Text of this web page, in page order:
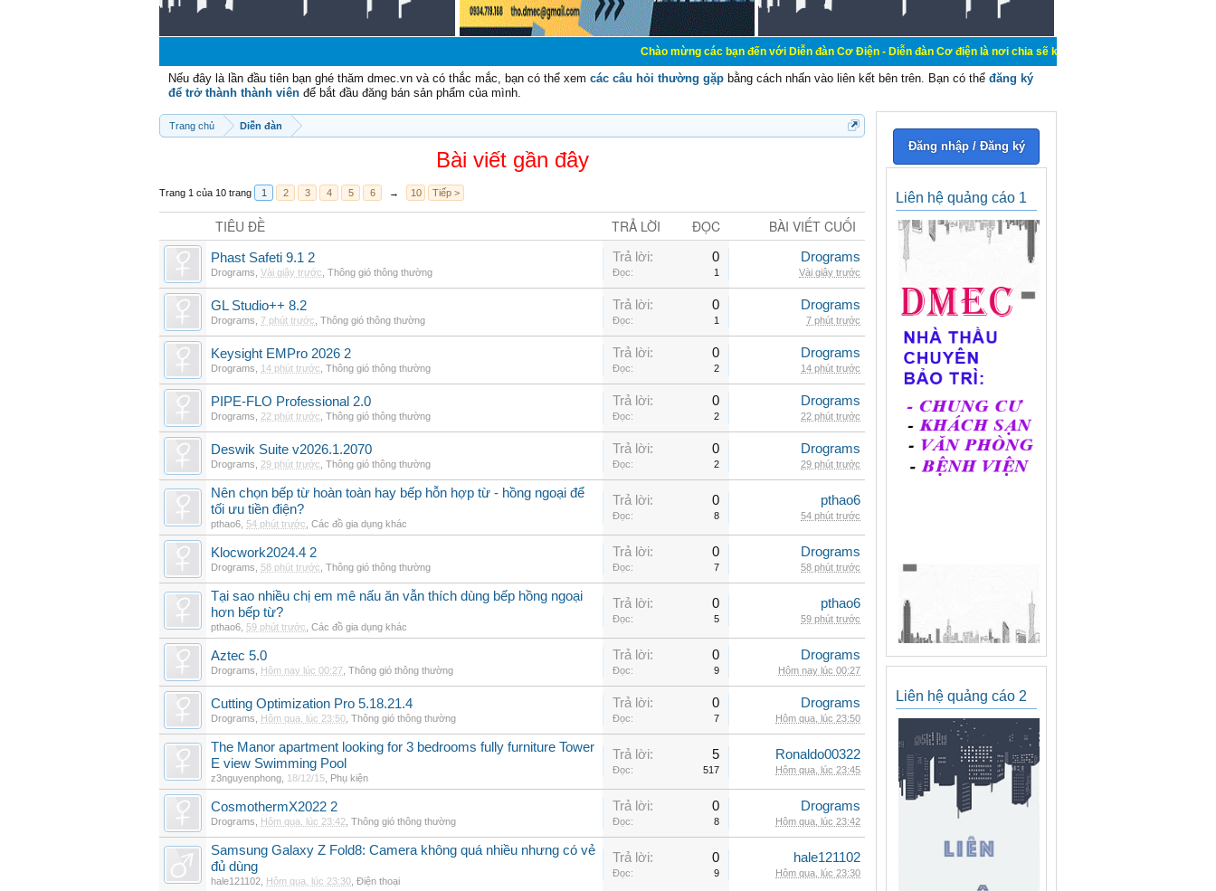
Chào mừng các bạn đến với Diễn đàn Cơ Điện - Diễn đàn Cơ điện là nơi chia sẽ kiến thức kinh nghiệm trong lãnh vực cơ
Nếu đây là lần đầu tiên bạn ghé thăm dmec.vn và có thắc mắc, bạn có thể xem các câu hỏi thường gặp bằng cách nhấn vào liên kết bên trên. Bạn có thể đăng ký
để trở thành thành viên để bắt đầu đăng bán sản phẩm của mình.
Trang chủ Diễn đàn
Bài viết gần đây
Trang 1 của 10 trang 1 2 3 4 5 6 → 10 Tiếp >
TIÊU ĐỀ TRẢ LỜI ĐỌC BÀI VIẾT CUỐI
Phast Safeti 9.1 2
Drograms Vài giây trước Thông gió thông thường
Trả lời: 0
Đọc: 1
Drograms
Vài giây trước
GL Studio++ 8.2
Drograms 7 phút trước Thông gió thông thường
Trả lời: 0
Đọc: 1
Drograms
7 phút trước
Keysight EMPro 2026 2
Drograms 14 phút trước Thông gió thông thường
Trả lời: 0
Đọc: 2
Drograms
14 phút trước
PIPE-FLO Professional 2.0
Drograms 22 phút trước Thông gió thông thường
Trả lời: 0
Đọc: 2
Drograms
22 phút trước
Deswik Suite v2026.1.2070
Drograms 29 phút trước Thông gió thông thường
Trả lời: 0
Đọc: 2
Drograms
29 phút trước
Nên chọn bếp từ hoàn toàn hay bếp hỗn hợp từ - hồng ngoại để
tối ưu tiền điện?
pthao6 54 phút trước Các đồ gia dụng khác
Trả lời: 0
Đọc: 8
pthao6
54 phút trước
Klocwork2024.4 2
Drograms 58 phút trước Thông gió thông thường
Trả lời: 0
Đọc: 7
Drograms
58 phút trước
Tại sao nhiều chị em mê nấu ăn vẫn thích dùng bếp hồng ngoại
hơn bếp từ?
pthao6 59 phút trước Các đồ gia dụng khác
Trả lời: 0
Đọc: 5
pthao6
59 phút trước
Aztec 5.0
Drograms Hôm nay lúc 00:27 Thông gió thông thường
Trả lời: 0
Đọc: 9
Drograms
Hôm nay lúc 00:27
Cutting Optimization Pro 5.18.21.4
Drograms Hôm qua, lúc 23:50 Thông gió thông thường
Trả lời: 0
Đọc: 7
Drograms
Hôm qua, lúc 23:50
The Manor apartment looking for 3 bedrooms fully furniture Tower
E view Swimming Pool
z3nguyenphong 18/12/15 Phụ kiện
Trả lời: 5
Đọc: 517
Ronaldo00322
Hôm qua, lúc 23:45
CosmothermX2022 2
Drograms Hôm qua, lúc 23:42 Thông gió thông thường
Trả lời: 0
Đọc: 8
Drograms
Hôm qua, lúc 23:42
Samsung Galaxy Z Fold8: Camera không quá nhiều nhưng có vẻ
đủ dùng
hale121102 Hôm qua, lúc 23:30 Điện thoại
Trả lời: 0
Đọc: 9
hale121102
Hôm qua, lúc 23:30
Đăng nhập / Đăng ký
Liên hệ quảng cáo 1
Liên hệ quảng cáo 2